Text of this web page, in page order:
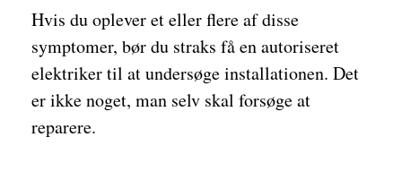
Hvis du oplever et eller flere af disse
symptomer, bør du straks få en autoriseret
elektriker til at undersøge installationen. Det
er ikke noget, man selv skal forsøge at
reparere.